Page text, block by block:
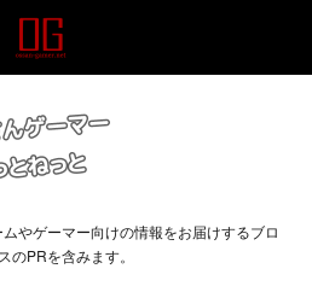
やゲーマー向けの情報をお届けするブロ
のPRを含みます。